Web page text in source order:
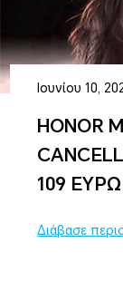
Ιουνίου 10,
ΗΟΝΟR
109 ΕΥΡΩ
Διάβασε